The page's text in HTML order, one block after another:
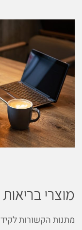
מוצרי בריאות
מתנות הקשורות